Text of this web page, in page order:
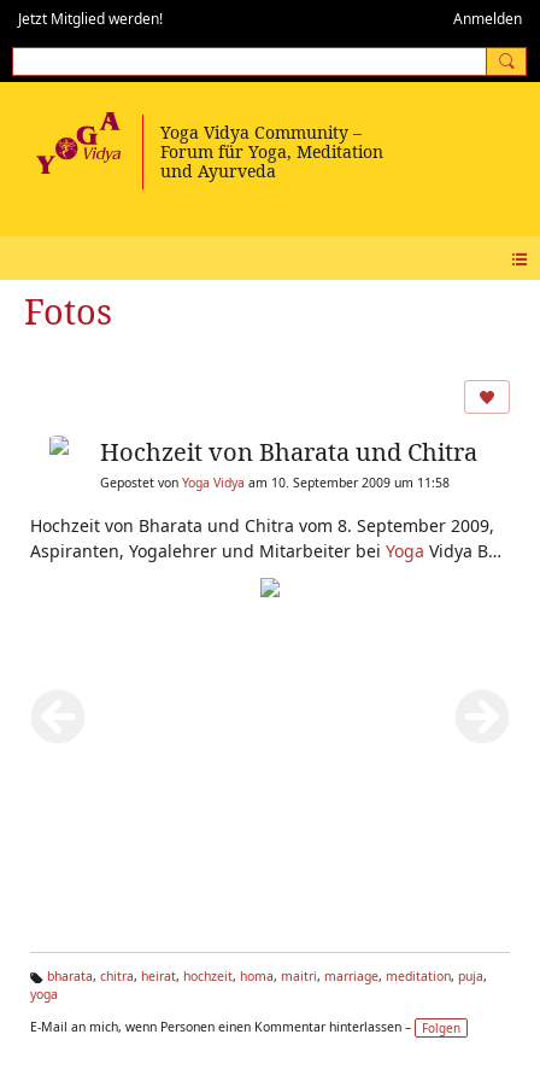
Jetzt Mitglied werden! Anmelden
Fotos
Hochzeit von Bharata und Chitra
Gepostet von Yoga Vidya am 10. September 2009 um 11:58
Hochzeit von Bharata und Chitra vom 8. September 2009,
Aspiranten, Yogalehrer und Mitarbeiter bei Yoga Vidya Bad
Ta
s:
bharata, chitra, heirat, hochzeit, homa, maitri, marriage, meditation, puja,
yoga
E-Mail an mich, wenn Personen einen Kommentar hinterlassen –
Folgen